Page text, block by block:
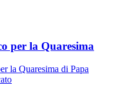
per la Quaresima
la Quaresima di Papa